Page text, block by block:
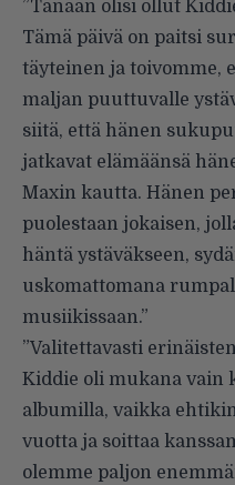
”Tänään olisi ollut
Tämä päivä on paitsi
täyteinen ja toivomme,
maljan puuttuvalle
siitä, että hänen
jatkavat elämäänsä
Maxin kautta. Hänen
puolestaan jokaisen,
häntä ystäväkseen,
uskomattomana
musiikissaan.”
”Valitettavasti
Kiddie oli mukana vain
albumilla, vaikka
vuotta ja soittaa
olemme paljon